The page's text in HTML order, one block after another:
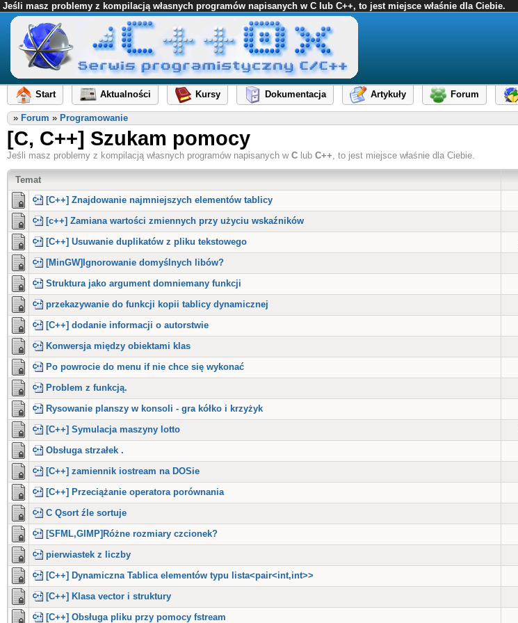
Jeśli masz problemy z kompilacją własnych programów napisanych w C lub C++, to jest miejsce właśnie dla Ciebie.
Start Aktualności Kursy Dokumentacja Artykuły Forum
» Forum » Programowanie
[C, C++] Szukam pomocy
Jeśli masz problemy z kompilacją własnych programów napisanych w C lub C++, to jest miejsce właśnie dla Ciebie.
Temat
[C++] Znajdowanie najmniejszych elementów tablicy
[c++] Zamiana wartości zmiennych przy użyciu wskaźników
[C++] Usuwanie duplikatów z pliku tekstowego
[MinGW]Ignorowanie domyślnych libów?
Struktura jako argument domniemany funkcji
przekazywanie do funkcji kopii tablicy dynamicznej
[C++] dodanie informacji o autorstwie
Konwersja między obiektami klas
Po powrocie do menu if nie chce się wykonać
Problem z funkcją.
Rysowanie planszy w konsoli - gra kółko i krzyżyk
[C++] Symulacja maszyny lotto
Obsługa strzałek .
[C++] zamiennik iostream na DOSie
[C++] Przeciążanie operatora porównania
C Qsort źle sortuje
[SFML,GIMP]Różne rozmiary czcionek?
pierwiastek z liczby
[C++] Dynamiczna Tablica elementów typu lista<pair<int,int>>
[C++] Klasa vector i struktury
[C++] Obsługa pliku przy pomocy fstream